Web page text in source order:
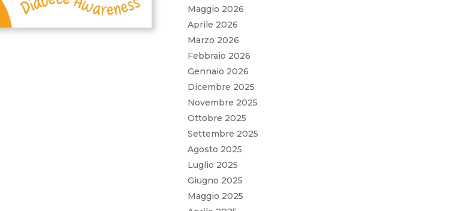
Maggio 2026
Aprile 2026
Marzo 2026
Febbraio 2026
Gennaio 2026
Dicembre 2025
Novembre 2025
Ottobre 2025
Settembre 2025
Agosto 2025
Luglio 2025
Giugno 2025
Maggio 2025